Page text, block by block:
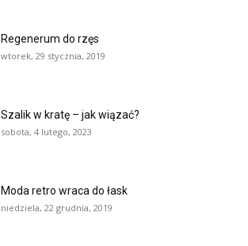
Regenerum do rzęs
wtorek, 29 stycznia, 2019
Szalik w kratę – jak wiązać?
sobota, 4 lutego, 2023
Moda retro wraca do łask
niedziela, 22 grudnia, 2019